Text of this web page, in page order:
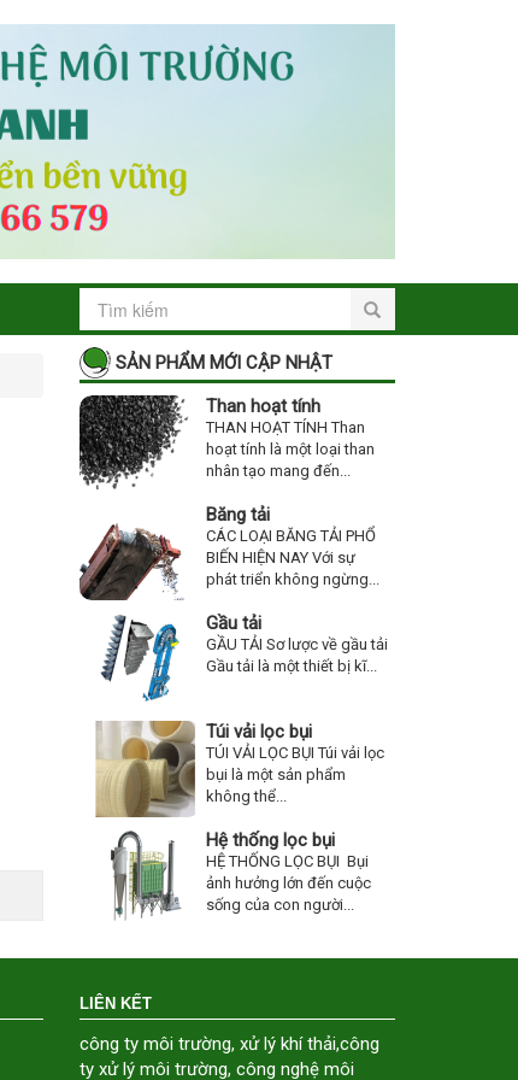
SẢN PHẨM MỚI CẬP NHẬT
Than hoạt tính
THAN HOẠT TÍNH Than
hoạt tính là một loại than
nhân tạo mang đến...
Băng tải
CÁC LOẠI BĂNG TẢI PHỔ
BIẾN HIỆN NAY Với sự
phát triển không ngừng...
Gầu tải
GẦU TẢI Sơ lược về gầu tải
Gầu tải là một thiết bị kĩ...
Túi vải lọc bụi
TÚI VẢI LỌC BỤI Túi vải lọc
bụi là một sản phẩm
không thể...
Hệ thống lọc bụi
HỆ THỐNG LỌC BỤI Bụi
ảnh hưởng lớn đến cuộc
sống của con người...
LIÊN KẾT
công ty môi trường, xử lý khí thải,công
ty xử lý môi trường, công nghệ môi